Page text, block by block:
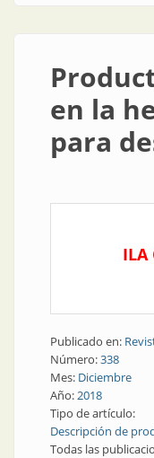
en la
para
ILA
Publicado en:
Número:338
Mes: Diciembre
Año:2018
Tipo de artículo:
Descripción de
Todas las